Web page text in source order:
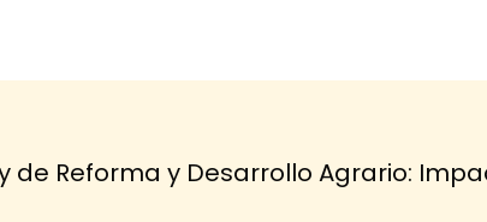
de Reforma y Desarrollo Agrario: